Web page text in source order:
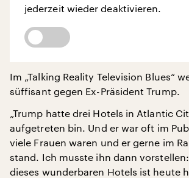
jederzeit wieder deaktivieren.
Im „Talking Reality Television Blues“
süffisant gegen Ex-Präsident Trump.
„Trump hatte drei Hotels in Atlantic
aufgetreten bin. Und er war oft im
viele Frauen waren und er gerne im
stand. Ich musste ihn dann vorstellen:
dieses wunderbaren Hotels ist heute